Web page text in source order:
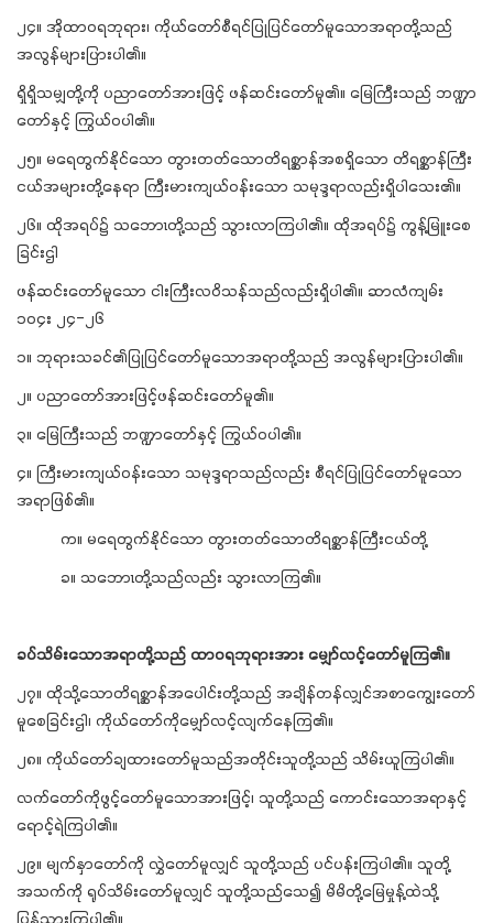
၂၄။ အိုထာဝရဘုရား၊ ကိုယ်တော်စီရင်ပြုပြင်တော်မူသောအရာတို့သည်
အလွန်များပြားပါ၏။
ရှိရှိသမျှတို့ကို ပညာတော်အားဖြင့် ဖန်ဆင်းတော်မူ၏။ မြေကြီးသည် ဘဏ္ဍာ
တော်နှင့် ကြွယ်ဝပါ၏။
၂၅။ မရေတွက်နိုင်သော တွားတတ်သောတိရစ္ဆာန်အစရှိသော တိရစ္ဆာန်ကြီး
ငယ်အများတို့နေရာ ကြီးမားကျယ်ဝန်းသော သမုဒ္ဒရာလည်းရှိပါသေး၏။
၂၆။ ထိုအရပ်၌ သဘောၤတို့သည် သွားလာကြပါ၏။ ထိုအရပ်၌ ကွန့်မြူးစေ
ခြင်းဌါ
ဖန်ဆင်းတော်မူသော ငါးကြီးလဝိသန်သည်လည်းရှိပါ၏။ ဆာလံကျမ်း
၁၀၄း ၂၄-၂၆
၁။ ဘုရားသခင်၏ပြုပြင်တော်မူသောအရာတို့သည် အလွန်များပြားပါ၏။
၂။ ပညာတော်အားဖြင့်ဖန်ဆင်းတော်မူ၏။
၃။ မြေကြီးသည် ဘဏ္ဍာတော်နှင့် ကြွယ်ဝပါ၏။
၄။ ကြီးမားကျယ်ဝန်းသော သမုဒ္ဒရာသည်လည်း စီရင်ပြုပြင်တော်မူသော
အရာဖြစ်၏။
က။ မရေတွက်နိုင်သော တွားတတ်သောတိရစ္ဆာန်ကြီးငယ်တို့
ခ။ သဘောၤတို့သည်လည်း သွားလာကြ၏။
ခပ်သိမ်းသောအရာတို့သည် ထာဝရဘုရားအား မျှော်လင့်တော်မူကြ၏။
၂၇။ ထိုသို့သောတိရစ္ဆာန်အပေါင်းတို့သည် အချိန်တန်လျှင်အစာကျွေးတော်
မူစေခြင်းဌါ၊ ကိုယ်တော်ကိုမျှော်လင့်လျက်နေကြ၏။
၂၈။ ကိုယ်တော်ချထားတော်မူသည်အတိုင်းသူတို့သည် သိမ်းယူကြပါ၏။
လက်တော်ကိုဖွင့်တော်မူသောအားဖြင့်၊ သူတို့သည် ကောင်းသောအရာနှင့်
ရောင့်ရဲကြပါ၏။
၂၉။ မျက်နှာတော်ကို လွှဲတော်မူလျှင် သူတို့သည် ပင်ပန်းကြပါ၏။ သူတို့
အသက်ကို ရုပ်သိမ်းတော်မူလျှင် သူတို့သည်သေ၍ မိမိတို့မြေမှုန့်ထဲသို့